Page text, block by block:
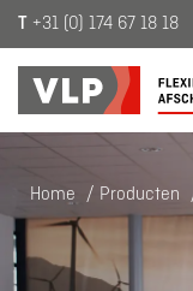
T +31 (0) 174 67 18 18
Home / Producten